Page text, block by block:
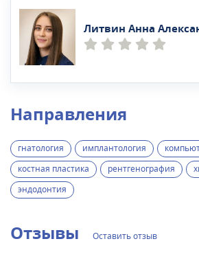
Литвин Анна
Направления
гнатология имплантология
костная пластика
рентгенография
эндодонтия
Отзывы Оставить отзыв